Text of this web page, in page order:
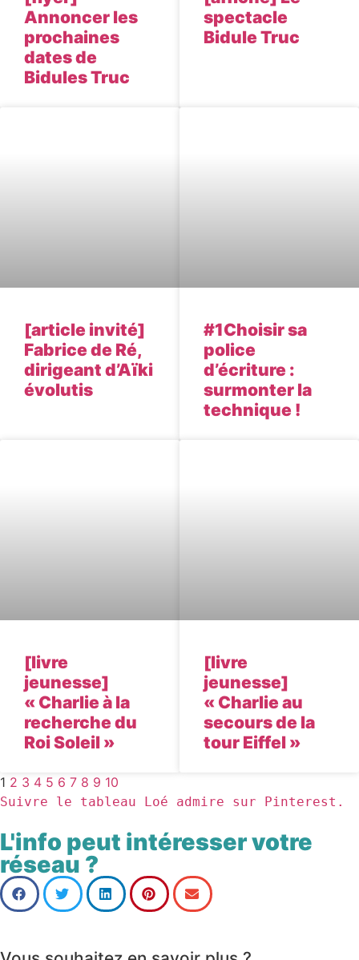
Annoncer les
prochaines
dates de
Bidules Truc
spectacle
Bidule Truc
[article invité]
Fabrice de Ré,
dirigeant d’Aïki
évolutis
#1Choisir sa
police
d’écriture :
surmonter la
technique !
[livre
jeunesse]
« Charlie à la
recherche du
Roi Soleil »
[livre
jeunesse]
« Charlie au
secours de la
tour Eiffel »
1 2 3 4 5 6 7 8 9 10
Suivre le tableau Loé admire sur Pinterest.
L'info peut intéresser votre
réseau ?